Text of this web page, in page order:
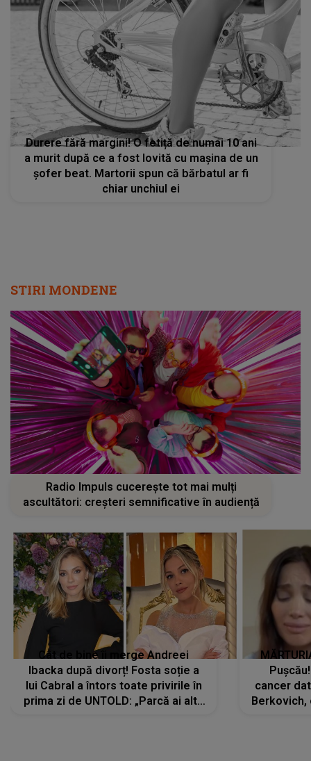
Durere fără margini! O fetiță de numai 10 ani
a murit după ce a fost lovită cu mașina de un
șofer beat. Martorii spun că bărbatul ar fi
chiar unchiul ei
STIRI MONDENE
Radio Impuls cucerește tot mai mulți
ascultători: creșteri semnificative în audiență
Cât de bine îi merge Andreei
Ibacka după divorț! Fosta soție a
lui Cabral a întors toate privirile în
prima zi de UNTOLD: „Parcă ai altă
cancer